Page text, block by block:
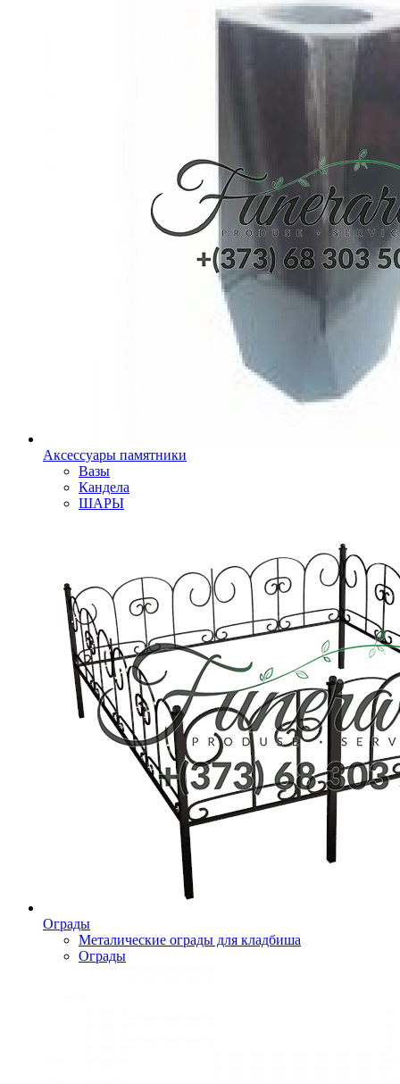
Аксессуары памятники
Вазы
Кандела
ШАРЫ
Ограды
Металические ограды для кладбиша
Ограды